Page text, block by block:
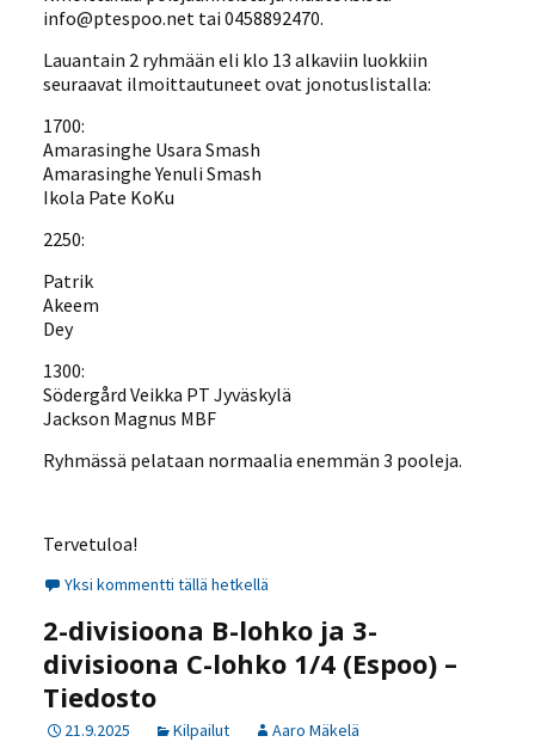
info@ptespoo.net tai 0458892470.
Lauantain 2 ryhmään eli klo 13 alkaviin luokkiin
seuraavat ilmoittautuneet ovat jonotuslistalla:
1700:
Amarasinghe Usara Smash
Amarasinghe Yenuli Smash
Ikola Pate KoKu
2250:
Patrik
Akeem
Dey
1300:
Södergård Veikka PT Jyväskylä
Jackson Magnus MBF
Ryhmässä pelataan normaalia enemmän 3 pooleja.
Tervetuloa!
Yksi kommentti tällä hetkellä
2-divisioona B-lohko ja 3-
divisioona C-lohko 1/4 (Espoo) –
Tiedosto
21.9.2025 Kilpailut Aaro Mäkelä